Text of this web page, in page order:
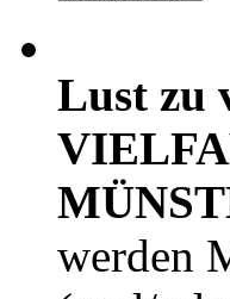
Lust zu
werden